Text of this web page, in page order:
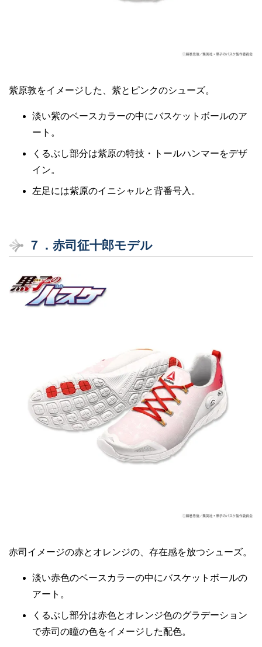
紫原敦をイメージした、紫とピンクのシューズ。
淡い紫のベースカラーの中にバスケットボールのア
ート。
くるぶし部分は紫原の特技・トールハンマーをデザ
イン。
左足には紫原のイニシャルと背番号入。
７．赤司征十郎モデル
赤司イメージの赤とオレンジの、存在感を放つシューズ。
淡い赤色のベースカラーの中にバスケットボールの
アート。
くるぶし部分は赤色とオレンジ色のグラデーション
で赤司の瞳の色をイメージした配色。